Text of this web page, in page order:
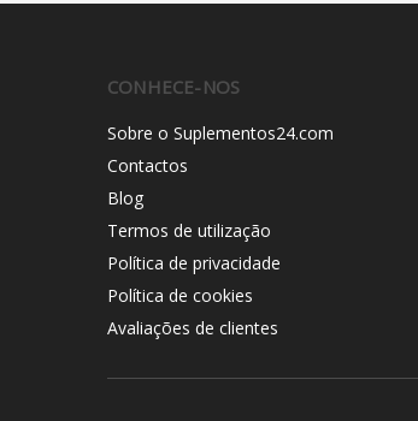
CONHECE-NOS
Sobre o Suplementos24.com
Contactos
Blog
Termos de utilização
Política de privacidade
Política de cookies
Avaliações de clientes